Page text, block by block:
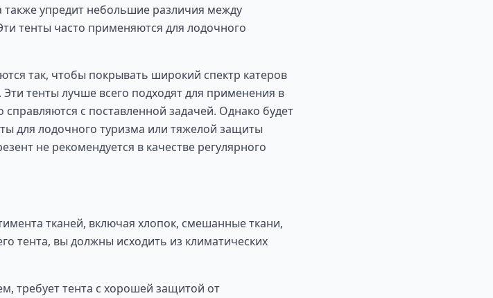
также упредит небольшие различия между
тенты часто применяются для лодочного
так, чтобы покрывать широкий спектр катеров
тенты лучше всего подходят для применения в
с поставленной задачей. Однако будет
для лодочного туризма или тяжелой защиты
не рекомендуется в качестве регулярного
тканей, включая хлопок, смешанные ткани,
тента, вы должны исходить из климатических
требует тента с хорошей защитой от